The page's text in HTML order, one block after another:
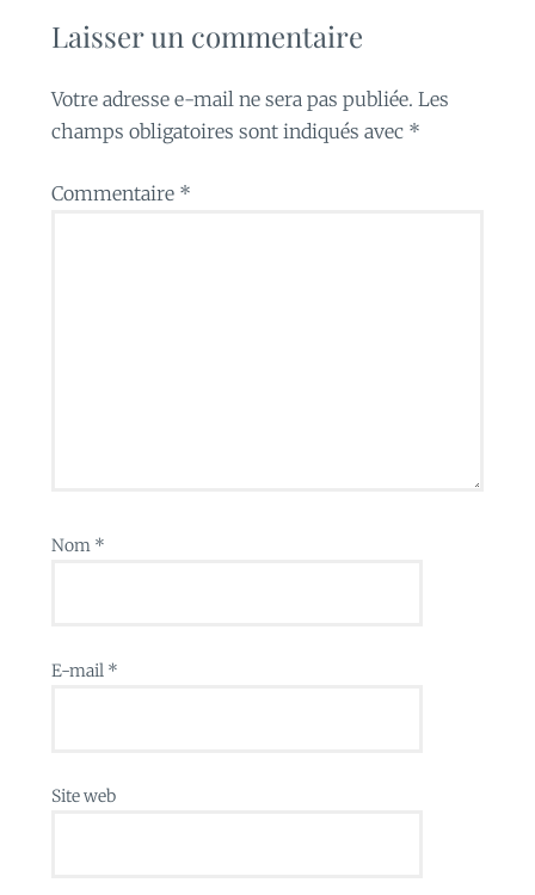
Laisser un commentaire
Votre adresse e-mail ne sera pas publiée. Les
champs obligatoires sont indiqués avec *
Commentaire *
Nom *
E-mail *
Site web